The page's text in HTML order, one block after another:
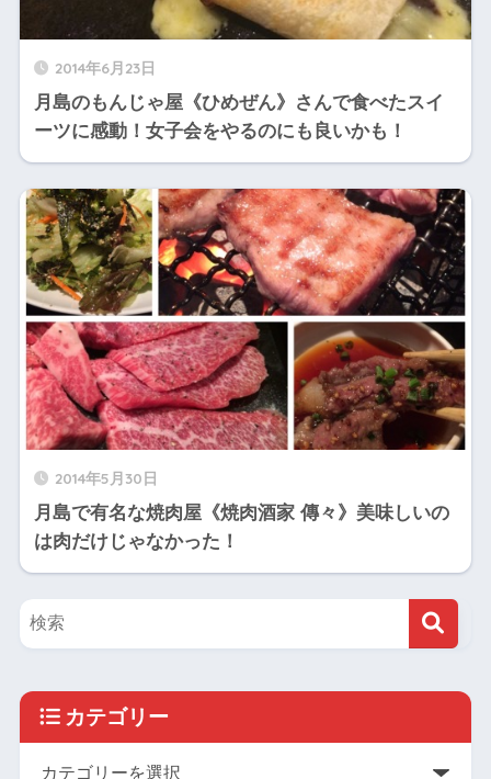
2014年6月23日
月島のもんじゃ屋《ひめぜん》さんで食べたスイ
ーツに感動！女子会をやるのにも良いかも！
2014年5月30日
月島で有名な焼肉屋《焼肉酒家 傳々》美味しいの
は肉だけじゃなかった！
カテゴリー